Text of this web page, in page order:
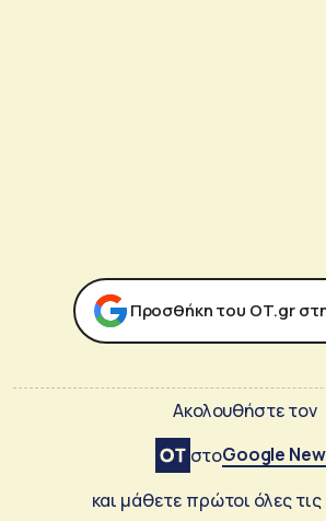
Προσθήκη του ΟΤ.gr
Ακολουθήστε τον
στοGoogle
και μάθετε πρώτοι όλες τις